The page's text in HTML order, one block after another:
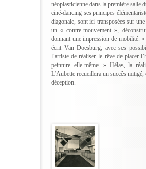
néoplasticienne dans la première salle
ciné-dancing ses principes
diagonale, sont ici transposées sur
un « contre-mouvement »,
donnant une impression de mobilité.
écrit Van Doesburg, avec ses
l’artiste de réaliser le rêve de placer
peinture elle-même. » Hélas, la
L’Aubette recueillera un succès
déception.